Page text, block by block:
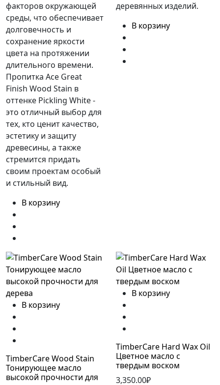
факторов окружающей
среды, что обеспечивает
долговечность и
сохранение яркости
цвета на протяжении
длительного времени.
Пропитка Ace Great
Finish Wood Stain в
оттенке Pickling White -
это отличный выбор для
тех, кто ценит качество,
эстетику и защиту
древесины, а также
стремится придать
своим проектам особый
и стильный вид.
В корзину
деревянных изделий.
В корзину
В корзину
TimberCare Wood Stain
Тонирующее масло
высокой прочности для
В корзину
TimberCare Hard Wax Oil
Цветное масло с
твердым воском
3,350.00₽